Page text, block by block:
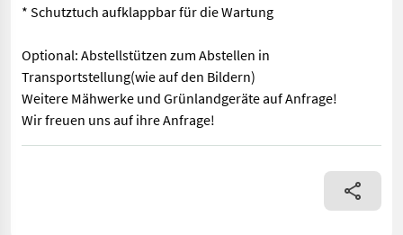
* Schutztuch aufklappbar für die Wartung
Optional: Abstellstützen zum Abstellen in
Transportstellung(wie auf den Bildern)
Weitere Mähwerke und Grünlandgeräte auf Anfrage!
Wir freuen uns auf ihre Anfrage!
Krone Active Mow R 280 Heckscheibenmähwerk in folgender